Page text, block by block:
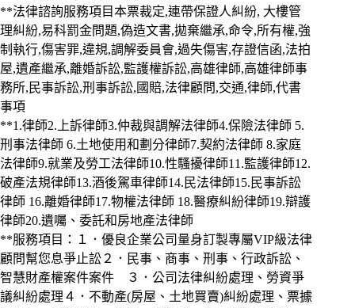
**法律諮詢服務項目本票裁定,連帶保證人糾紛, 大樓管
理糾紛,易科罰金問題,偽造文書,拋棄繼承,命令,所有權,強
制執行,傷害罪,違規,調解委員會,過失傷害,存證信函,法拍
屋,遺產繼承,離婚訴訟,監護權訴訟,高雄律師,高雄律師事
務所,民事訴訟,刑事訴訟,國賠,法律顧問,交通,律師,代書
事項
**1.律師2.上訴律師3.仲裁與調解法律師4.保險法律師 5.
刑事法律師 6.土地使用和劃分律師7.契約法律師 8.家庭
法律師9.就業及勞工法律師10.性騷擾律師11.監護律師12.
破產法規律師13.酒後駕車律師14.民法律師15.民事訴訟
律師 16.離婚律師17.物權法律師 18.醫療糾紛律師19.辯護
律師20.遺囑、委託和房地產法律師
**服務項目：１．優良企業公司量身訂製專屬VIP級法律
顧問幫您息爭止訟２．民事、商事、刑事、行政訴訟、
智慧財產權案件案件 ３．公司法律糾紛處理、勞資爭
議糾紛處理４．不動產(房屋、土地買賣)糾紛處理、票據